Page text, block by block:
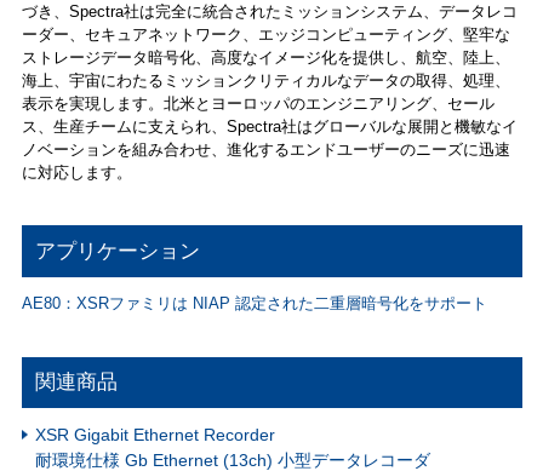
づき、Spectra社は完全に統合されたミッションシステム、データレコ
ーダー、セキュアネットワーク、エッジコンピューティング、堅牢な
ストレージデータ暗号化、高度なイメージ化を提供し、航空、陸上、
海上、宇宙にわたるミッションクリティカルなデータの取得、処理、
表示を実現します。北米とヨーロッパのエンジニアリング、セール
ス、生産チームに支えられ、Spectra社はグローバルな展開と機敏なイ
ノベーションを組み合わせ、進化するエンドユーザーのニーズに迅速
に対応します。
アプリケーション
AE80：XSRファミリは NIAP 認定された二重層暗号化をサポート
関連商品
XSR Gigabit Ethernet Recorder
耐環境仕様 Gb Ethernet (13ch) 小型データレコーダ